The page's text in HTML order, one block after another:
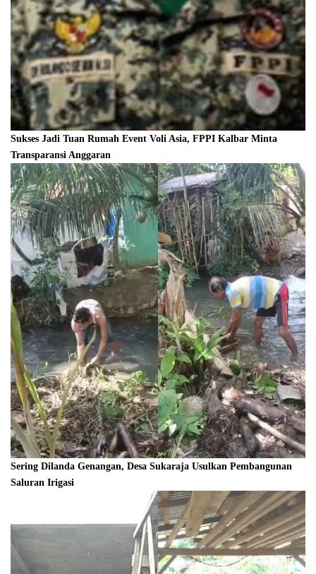
Sukses Jadi Tuan Rumah Event Voli Asia, FPPI Kalbar Minta
Transparansi Anggaran
Sering Dilanda Genangan, Desa Sukaraja Usulkan Pembangunan
Saluran Irigasi